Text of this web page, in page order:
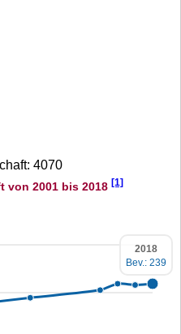
4070
von 2001 bis 2018 [1]
2018
Bev.: 239